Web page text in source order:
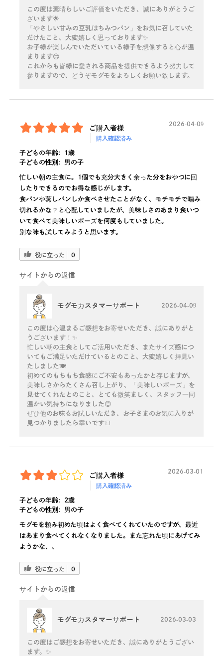
この度は素晴らしいご評価をいただき、誠にありがとうご
ざいます🌟
「やさしい甘みの豆乳はちみつパン」をお気に召していた
だけたこと、大変嬉しく思っております✨
お子様が楽しんでいただいている様子を想像すると心が温
まります😊
これからも皆様に愛される商品を提供できるよう努力して
参りますので、どうぞモグモをよろしくお願い致します。
ご購入者様
購入確認済み
2026-04-09
子どもの年齢:
1歳
子どもの性別:
男の子
忙しい朝の主食に。1個でも充分大きく余った分をおやつに回
したりできるのでお得な感じがします。
食パンや蒸しパンしか食べさせたことがなく、モチモチで噛み
切れるかな？と心配していましたが、美味しさのあまり食いつ
いて食べて美味しいポーズを何度もしていました。
別な味も試してみようと思います。
役に立った 0
サイトからの返信
モグモカスタマーサポート 2026-04-09
この度は心温まるご感想をお寄せいただき、誠にありがと
うございます！✨
忙しい朝の主食としてご活用いただき、またサイズ感につ
いてもご満足いただけているとのこと、大変嬉しく拝見い
たしました🍽️
初めてのもちもち食感にご不安もあったかと存じますが、
美味しさからたくさん召し上がり、「美味しいポーズ」を
見せてくれたとのこと、とても微笑ましく、スタッフ一同
温かい気持ちになりました😊
ぜひ他のお味もお試しいただき、お子さまのお気に入りが
見つかりましたら幸いです🍞
ご購入者様
購入確認済み
2026-03-01
子どもの年齢:
2歳
子どもの性別:
男の子
モグモを頼み初めた頃はよく食べてくれていたのですが、最近
はあまり食べてくれなくなりました。また忘れた頃にあげてみ
ようかな、、
役に立った 0
サイトからの返信
モグモカスタマーサポート 2026-03-03
この度はご感想をお寄せいただき、誠にありがとうござい
ます。✨